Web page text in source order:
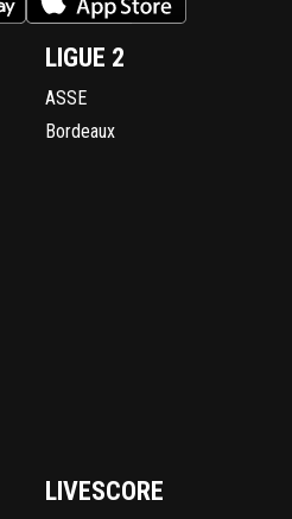
LIGUE 2
ASSE
Bordeaux
LIVESCORE